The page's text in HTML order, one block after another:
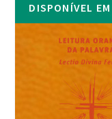
DISPONÍVEL